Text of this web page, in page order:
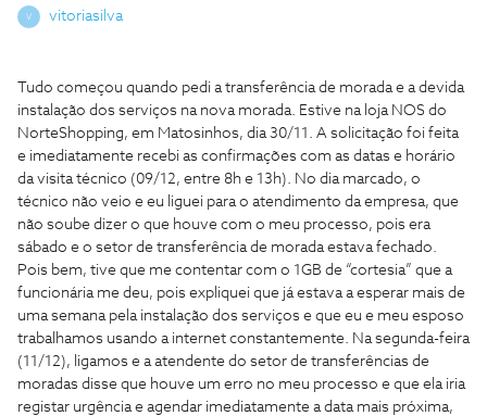
V vitoriasilva
Tudo começou quando pedi a transferência de morada e a devida
instalação dos serviços na nova morada. Estive na loja NOS do
NorteShopping, em Matosinhos, dia 30/11. A solicitação foi feita
e imediatamente recebi as confirmações com as datas e horário
da visita técnico (09/12, entre 8h e 13h). No dia marcado, o
técnico não veio e eu liguei para o atendimento da empresa, que
não soube dizer o que houve com o meu processo, pois era
sábado e o setor de transferência de morada estava fechado.
Pois bem, tive que me contentar com o 1GB de “cortesia” que a
funcionária me deu, pois expliquei que já estava a esperar mais de
uma semana pela instalação dos serviços e que eu e meu esposo
trabalhamos usando a internet constantemente. Na segunda-feira
(11/12), ligamos e a atendente do setor de transferências de
moradas disse que houve um erro no meu processo e que ela iria
registar urgência e agendar imediatamente a data mais próxima,